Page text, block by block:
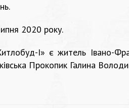
2020 року.
І» є житель Івано-
Прокопик Галина